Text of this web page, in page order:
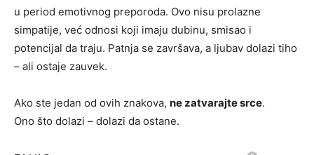
u period emotivnog preporoda. Ovo nisu prolazne
simpatije, već odnosi koji imaju dubinu, smisao i
potencijal da traju. Patnja se završava, a ljubav dolazi tiho
– ali ostaje zauvek.
Ako ste jedan od ovih znakova, ne zatvarajte srce.
Ono što dolazi – dolazi da ostane.